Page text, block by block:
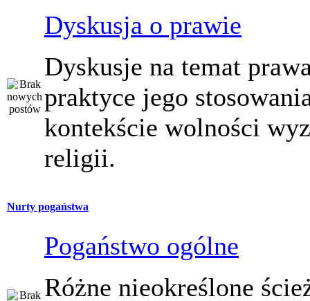
Dyskusja o prawie
Dyskusje na temat
praktyce jego
kontekście wolności
religii.
Nurty pogaństwa
Pogaństwo ogólne
Różne nieokreślone